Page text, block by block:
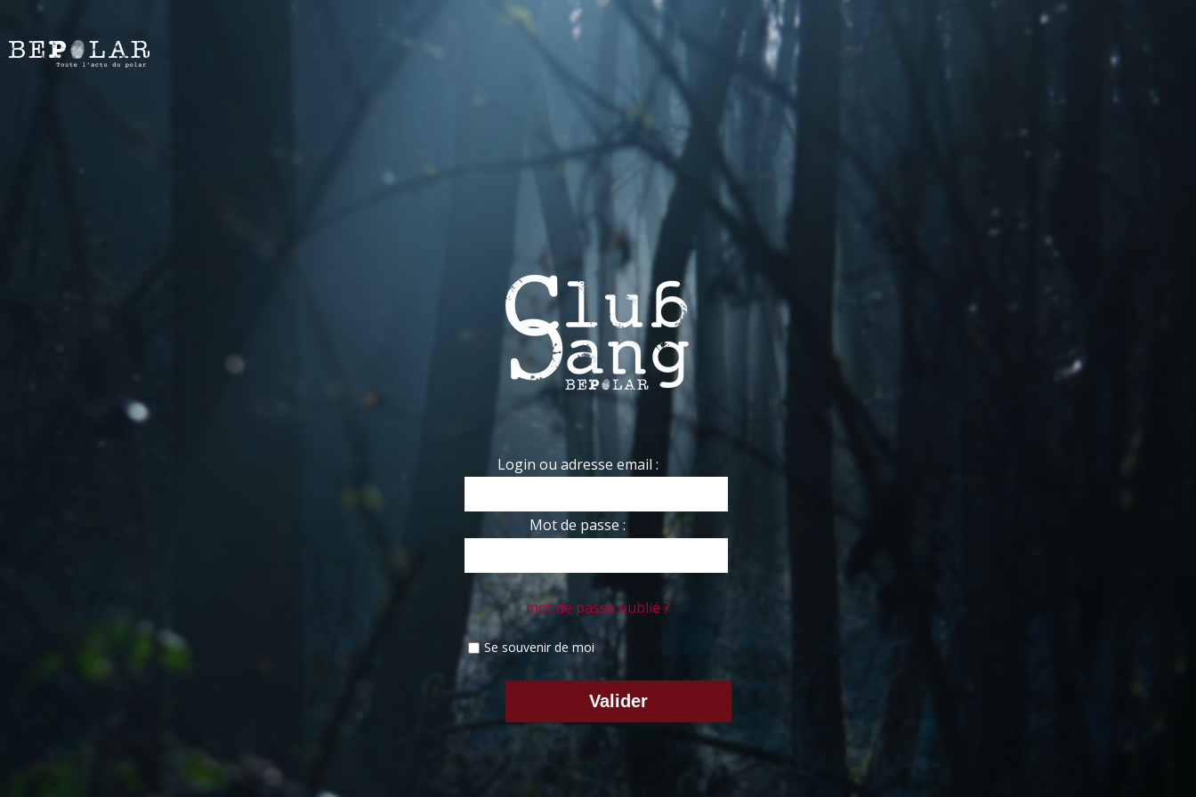
Login ou adresse email :
Mot de passe :
mot de passe oublié ?
Se souvenir de moi